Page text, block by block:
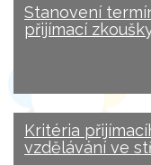
Stanovení
přijímací
Kritéria
vzdělávání ve